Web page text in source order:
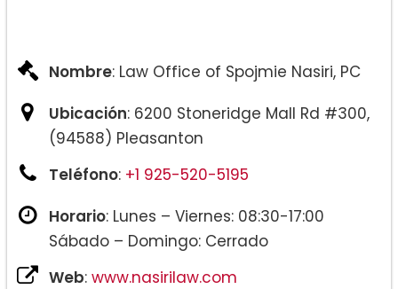
Nombre: Law Office of Spojmie Nasiri, PC
Ubicación: 6200 Stoneridge Mall Rd #300,
(94588) Pleasanton
Teléfono: +1 925-520-5195
Horario: Lunes – Viernes: 08:30-17:00
Sábado – Domingo: Cerrado
Web: www.nasirilaw.com